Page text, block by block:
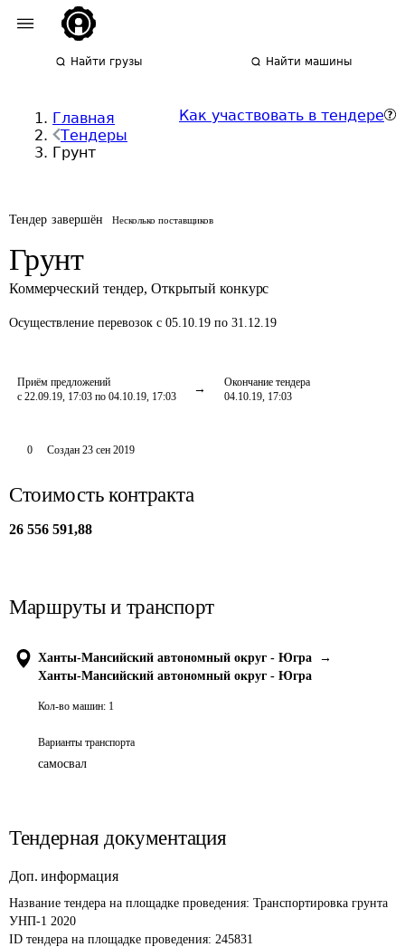
Найти грузы Найти машины
Главная
Тендеры
Грунт
Как участвовать в тендере
Тендер завершён Несколько поставщиков
Грунт
Коммерческий тендер, Открытый конкурс
Осуществление перевозок с 05.10.19 по 31.12.19
Приём предложений
с 22.09.19, 17:03 по 04.10.19, 17:03
Окончание тендера
04.10.19, 17:03
0 Создан 23 сен 2019
Стоимость контракта
26 556 591,88
Маршруты и транспорт
Ханты-Мансийский автономный округ - Югра
→
Ханты-Мансийский автономный округ - Югра
Кол-во машин: 1
Варианты транспорта
самосвал
Тендерная документация
Доп. информация
Название тендера на площадке проведения: Транспортировка грунта
УНП-1 2020
ID тендера на площадке проведения: 245831